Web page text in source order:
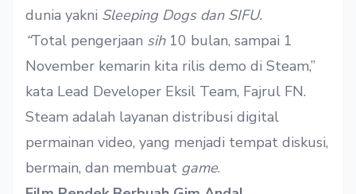
dunia yakni Sleeping Dogs dan SIFU.
“Total pengerjaan sih10 bulan, sampai 1
November kemarin kita rilis demo di Steam,”
kata Lead Developer Eksil Team, Fajrul FN.
Steam adalah layanan distribusi digital
permainan video, yang menjadi tempat diskusi,
bermain, dan membuat game.